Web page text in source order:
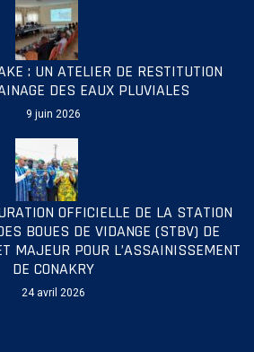
: UN ATELIER DE RESTITUTION
DES EAUX PLUVIALES
9 juin 2026
OFFICIELLE DE LA STATION
BOUES DE VIDANGE (STBV) DE
MAJEUR POUR L’ASSAINISSEMENT
DE CONAKRY
24 avril 2026